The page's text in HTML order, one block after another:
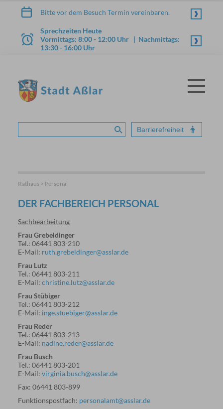
Zum Inhalt springen
Bitte vor dem Besuch Termin vereinbaren.
Sprechzeiten Heute
Vormittags: 8:00 - 12:00 Uhr | Nachmittags:
13:30 - 16:00 Uhr
Menü
Suche absenden
Barrierefreiheit
Rathaus > Personal
DER FACHBEREICH PERSONAL
Sachbearbeitung
Frau Grebeldinger
Tel.: 06441 803-210
E-Mail: ruth.grebeldinger@asslar.de
Frau Lutz
Tel.: 06441 803-211
E-Mail: christine.lutz@asslar.de
Frau Stübiger
Tel.: 06441 803-212
E-Mail: inge.stuebiger@asslar.de
Frau Reder
Tel.: 06441 803-213
E-Mail: nadine.reder@asslar.de
Frau Busch
Tel.: 06441 803-201
E-Mail: virginia.busch@asslar.de
Fax: 06441 803-899
Funktionspostfach: personalamt@asslar.de